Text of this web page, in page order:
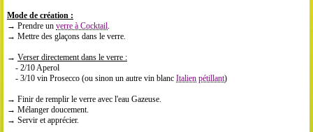
Mode de création :
→ Prendre un verre à Cocktail.
→ Mettre des glaçons dans le verre.
→ Verser directement dans le verre :
- 2/10 Aperol
- 3/10 vin Prosecco (ou sinon un autre vin blanc Italien pétillant)
→ Finir de remplir le verre avec l'eau Gazeuse.
→ Mélanger doucement.
→ Servir et apprécier.